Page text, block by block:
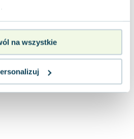
na wszystkie